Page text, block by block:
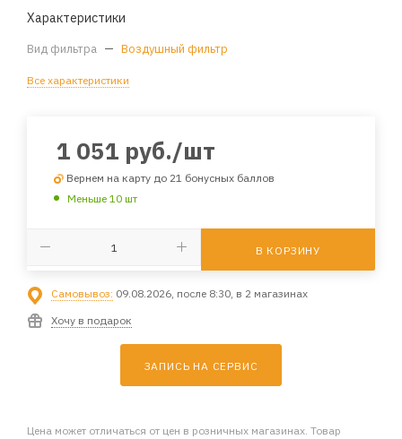
Характеристики
Вид фильтра — Воздушный фильтр
Все характеристики
1 051 руб./шт
Вернем на карту до 21 бонусных баллов
Меньше 10 шт
В КОРЗИНУ
Самовывоз: 09.08.2026, после 8:30, в 2 магазинах
Хочу в подарок
ЗАПИСЬ НА СЕРВИС
Цена может отличаться от цен в розничных магазинах. Товар